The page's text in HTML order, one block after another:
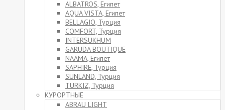
ALBATROS, Египет
AQUA VISTA, Египет
BELLAGIO, Турция
COMFORT, Турция
INTERSUKHUM
GARUDA BOUTIQUE
NAAMA, Египет
SAPHIRE, Турция
SUNLAND, Турция
TURKIZ, Турция
КУРОРТНЫЕ
ABRAU LIGHT